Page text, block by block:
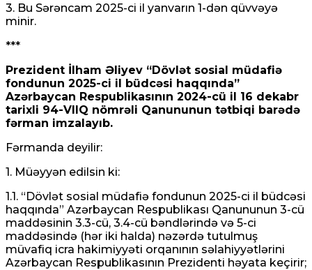
3. Bu Sərəncam 2025-ci il yanvarın 1-dən qüvvəyə
minir.
***
Prezident İlham Əliyev “Dövlət sosial müdafiə
fondunun 2025-ci il büdcəsi haqqında”
Azərbaycan Respublikasının 2024-cü il 16 dekabr
tarixli 94-VIIQ nömrəli Qanununun tətbiqi barədə
fərman imzalayıb.
Fərmanda deyilir:
1. Müəyyən edilsin ki:
1.1. “Dövlət sosial müdafiə fondunun 2025-ci il büdcəsi
haqqında” Azərbaycan Respublikası Qanununun 3-cü
maddəsinin 3.3-cü, 3.4-cü bəndlərində və 5-ci
maddəsində (hər iki halda) nəzərdə tutulmuş
müvafiq icra hakimiyyəti orqanının səlahiyyətlərini
Azərbaycan Respublikasının Prezidenti həyata keçirir;